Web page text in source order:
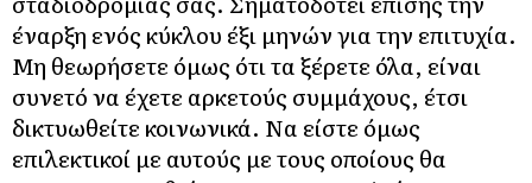
έναρξη ενός κύκλου έξι μηνών για την επιτυχία.
Μη θεωρήσετε όμως ότι τα ξέρετε όλα, είναι
συνετό να έχετε αρκετούς συμμάχους, έτσι
δικτυωθείτε κοινωνικά. Να είστε όμως
επιλεκτικοί με αυτούς με τους οποίους θα